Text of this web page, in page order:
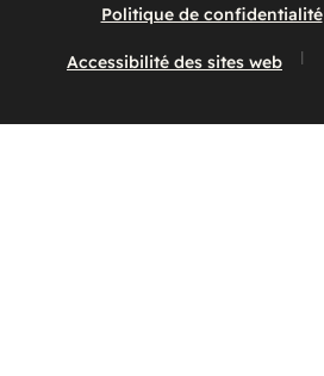
Politique de confidentialité
Accessibilité des sites web